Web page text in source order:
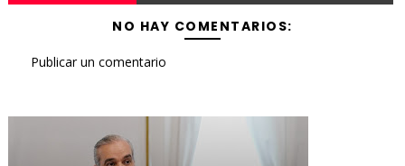
NO HAY COMENTARIOS:
Publicar un comentario